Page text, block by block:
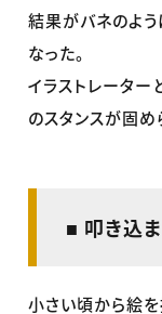
結果がバネのよう
なった。
イラストレーター
のスタンスが固め
■ 叩き込
小さい頃から絵